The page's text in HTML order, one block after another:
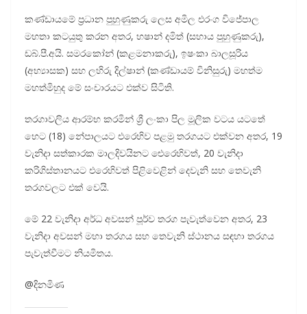
කණ්ඩායමේ ප්‍රධාන පුහුණුකරු ලෙස අමිල එරංග විජේපාල
මහතා කටයුතු කරන අතර, හෂාන් දමිත් (සහාය පුහුණුකරු),
ඩබ්.පී.අයි. සමරකෝන් (කළමනාකරු), ඉෂංකා බාලසූරිය
(අභ්‍යාසක) සහ ලහිරු දිල්ෂාන් (කණ්ඩායම් විනිසුරු) මහත්ම
මහත්මිහුද මේ සංචාරයට එක්ව සිටිති.
තරගාවලිය ආරම්භ කරමින් ශ්‍රී ලංකා පිල මූලික වටය යටතේ
හෙට (18) නේපාලයට එරෙහිව පළමු තරගයට එක්වන අතර, 19
වැනිදා සත්කාරක මාලදිවයිනට ඓරෙහිවත්, 20 වැනිදා
කරිගිස්තානයට එරෙහිවත් පිළිවෙළින් දෙවැනි සහ තෙවැනි
තරගවලට එක් වෙයි.
මේ 22 වැනිදා අර්ධ අවසන් පූර්ව තරග පැවැත්වෙන අතර, 23
වැනිදා අවසන් මහා තරගය සහ තෙවැනි ස්ථානය සඳහා තරගය
පැවැත්වීමට නියමිතය.
@දිනමිණ